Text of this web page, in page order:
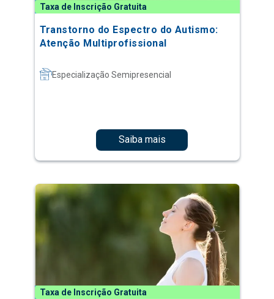
Taxa de Inscrição Gratuita
Transtorno do Espectro do Autismo:
Atenção Multiprofissional
Especialização Semipresencial
Saiba mais
Taxa de Inscrição Gratuita